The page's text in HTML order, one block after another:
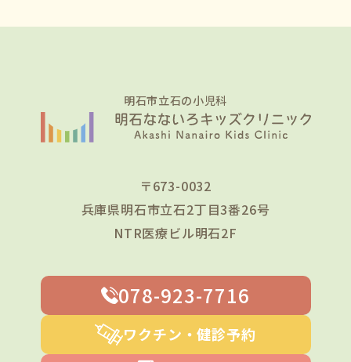
明石市立石の小児科
〒673-0032
兵庫県明石市立石2丁目3番26号
NTR医療ビル明石2F
078-923-7716
ワクチン・健診予約